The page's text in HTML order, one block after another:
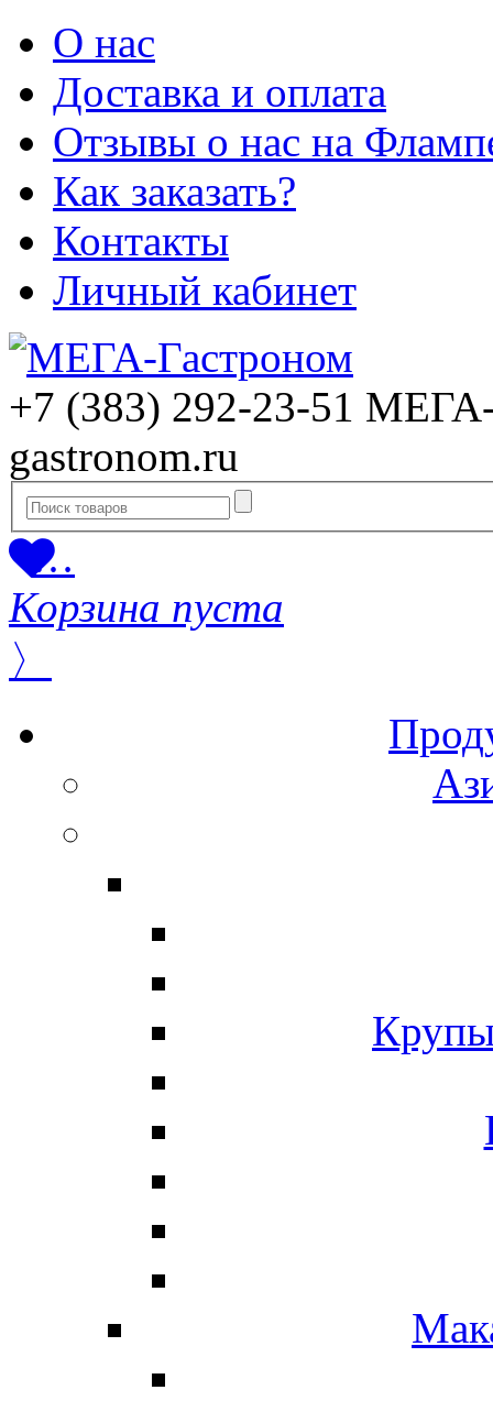
О нас
Доставка и оплата
Отзывы о нас на
Как заказать?
Контакты
Личный кабинет
+7 (383) 292-23-51 МЕГА-
gastronom.ru
…
Корзина пуста
〉